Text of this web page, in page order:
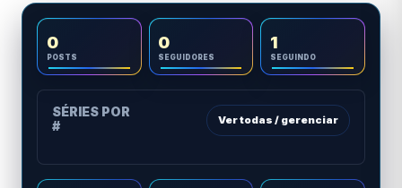
0
POSTS
0
SEGUIDORES
1
SEGUINDO
SÉRIES POR
#
Ver todas / gerenciar